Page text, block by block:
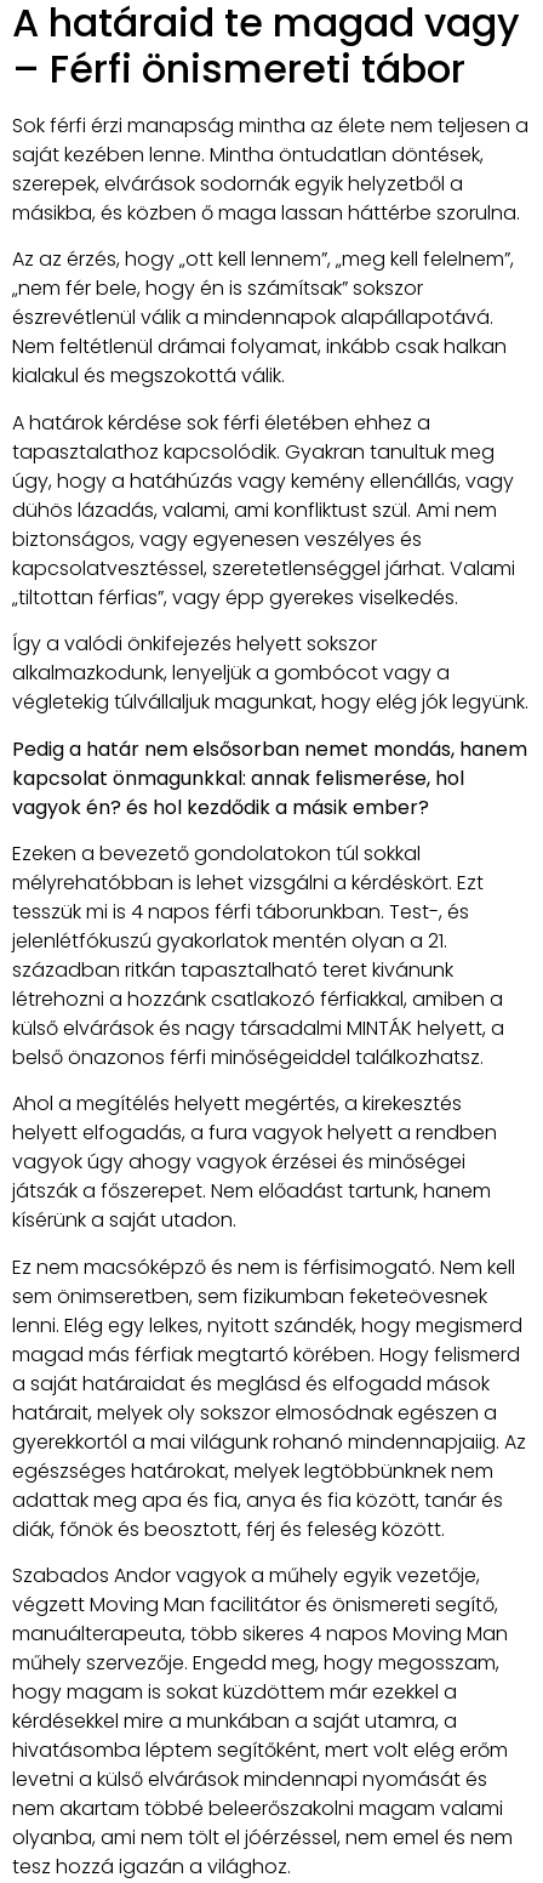
A határaid te magad vagy
– Férfi önismereti tábor
Sok férfi érzi manapság mintha az élete nem teljesen a
saját kezében lenne. Mintha öntudatlan döntések,
szerepek, elvárások sodornák egyik helyzetből a
másikba, és közben ő maga lassan háttérbe szorulna.
Az az érzés, hogy „ott kell lennem”, „meg kell felelnem”,
„nem fér bele, hogy én is számítsak” sokszor
észrevétlenül válik a mindennapok alapállapotává.
Nem feltétlenül drámai folyamat, inkább csak halkan
kialakul és megszokottá válik.
A határok kérdése sok férfi életében ehhez a
tapasztalathoz kapcsolódik. Gyakran tanultuk meg
úgy, hogy a hatáhúzás vagy kemény ellenállás, vagy
dühös lázadás, valami, ami konfliktust szül. Ami nem
biztonságos, vagy egyenesen veszélyes és
kapcsolatvesztéssel, szeretetlenséggel járhat. Valami
„tiltottan férfias”, vagy épp gyerekes viselkedés.
Így a valódi önkifejezés helyett sokszor
alkalmazkodunk, lenyeljük a gombócot vagy a
végletekig túlvállaljuk magunkat, hogy elég jók legyünk.
Pedig a határ nem elsősorban nemet mondás, hanem
kapcsolat önmagunkkal: annak felismerése, hol
vagyok én? és hol kezdődik a másik ember?
Ezeken a bevezető gondolatokon túl sokkal
mélyrehatóbban is lehet vizsgálni a kérdéskört. Ezt
tesszük mi is 4 napos férfi táborunkban. Test-, és
jelenlétfókuszú gyakorlatok mentén olyan a 21.
században ritkán tapasztalható teret kivánunk
létrehozni a hozzánk csatlakozó férfiakkal, amiben a
külső elvárások és nagy társadalmi MINTÁK helyett, a
belső önazonos férfi minőségeiddel találkozhatsz.
Ahol a megítélés helyett megértés, a kirekesztés
helyett elfogadás, a fura vagyok helyett a rendben
vagyok úgy ahogy vagyok érzései és minőségei
játszák a főszerepet. Nem előadást tartunk, hanem
kísérünk a saját utadon.
Ez nem macsóképző és nem is férfisimogató. Nem kell
sem önimseretben, sem fizikumban feketeövesnek
lenni. Elég egy lelkes, nyitott szándék, hogy megismerd
magad más férfiak megtartó körében. Hogy felismerd
a saját határaidat és meglásd és elfogadd mások
határait, melyek oly sokszor elmosódnak egészen a
gyerekkortól a mai világunk rohanó mindennapjaiig. Az
egészséges határokat, melyek legtöbbünknek nem
adattak meg apa és fia, anya és fia között, tanár és
diák, főnök és beosztott, férj és feleség között.
Szabados Andor vagyok a műhely egyik vezetője,
végzett Moving Man facilitátor és önismereti segítő,
manuálterapeuta, több sikeres 4 napos Moving Man
műhely szervezője. Engedd meg, hogy megosszam,
hogy magam is sokat küzdöttem már ezekkel a
kérdésekkel mire a munkában a saját utamra, a
hivatásomba léptem segítőként, mert volt elég erőm
levetni a külső elvárások mindennapi nyomását és
nem akartam többé beleerőszakolni magam valami
olyanba, ami nem tölt el jóérzéssel, nem emel és nem
tesz hozzá igazán a világhoz.